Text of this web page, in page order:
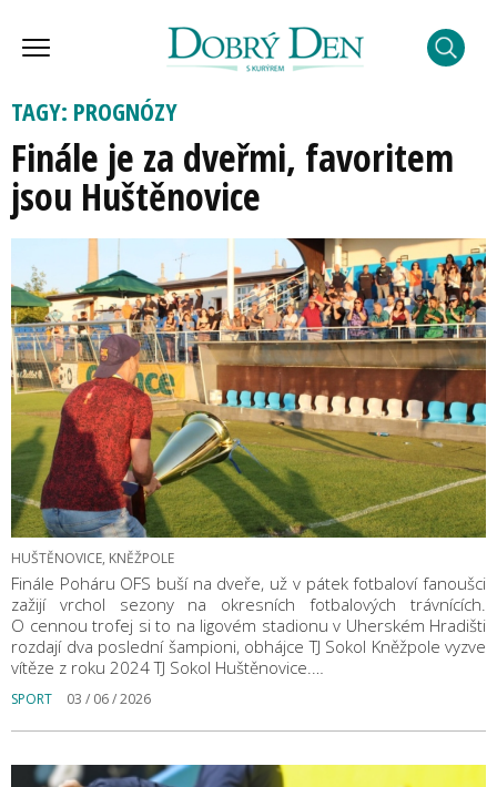
TAGY: PROGNÓZY
Finále je za dveřmi, favoritem
jsou Huštěnovice
HUŠTĚNOVICE, KNĚŽPOLE
Finále Poháru OFS buší na dveře, už v pátek fotbaloví fanoušci
zažijí vrchol sezony na okresních fotbalových trávnících.
O cennou trofej si to na ligovém stadionu v Uherském Hradišti
rozdají dva poslední šampioni, obhájce TJ Sokol Kněžpole vyzve
vítěze z roku 2024 TJ Sokol Huštěnovice.…
SPORT 03 / 06 / 2026